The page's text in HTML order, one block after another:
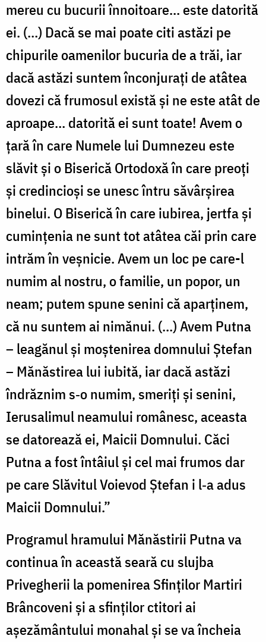
mereu cu bucurii înnoitoare… este datorită
ei. (…) Dacă se mai poate citi astăzi pe
chipurile oamenilor bucuria de a trăi, iar
dacă astăzi suntem înconjurați de atâtea
dovezi că frumosul există și ne este atât de
aproape… datorită ei sunt toate! Avem o
țară în care Numele lui Dumnezeu este
slăvit și o Biserică Ortodoxă în care preoți
și credincioși se unesc întru săvârșirea
binelui. O Biserică în care iubirea, jertfa și
cumințenia ne sunt tot atâtea căi prin care
intrăm în veșnicie. Avem un loc pe care-l
numim al nostru, o familie, un popor, un
neam; putem spune senini că aparținem,
că nu suntem ai nimănui. (…) Avem Putna
– leagănul și moștenirea domnului Ștefan
– Mănăstirea lui iubită, iar dacă astăzi
îndrăznim s‑o numim, smerițiși senini,
Ierusalimul neamului românesc, aceasta
se datoreazăei, Maicii Domnului. Căci
Putna a fost întâiul și cel mai frumos dar
pe care Slăvitul Voievod Ștefan i l‑a adus
Maicii Domnului.”
Programul hramului Mănăstirii Putna va
continua în această seară cu slujba
Privegherii la pomenirea Sfinților Martiri
Brâncoveni și a sfinților ctitori ai
așezământului monahal și se va încheia